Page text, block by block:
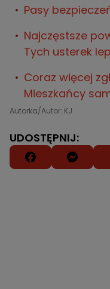
Pasy
Najczęstsze
Tych usterek
Coraz więcej
Mieszkańcy
Autorka/Autor: KJ
UDOSTĘPNIJ: